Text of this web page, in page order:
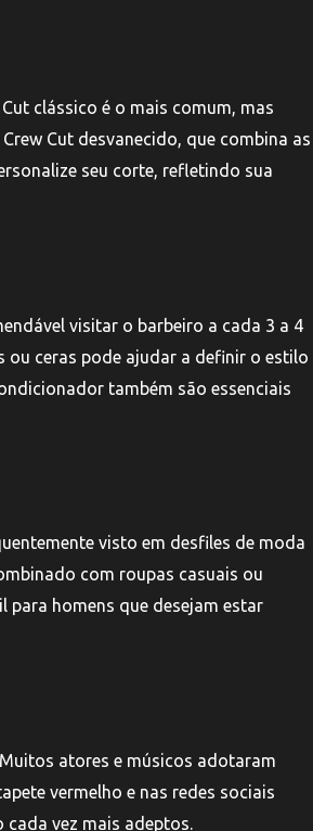
clássico é o mais comum, mas
Cut desvanecido, que combina as
seu corte, refletindo sua
visitar o barbeiro a cada 3 a 4
ou ceras pode ajudar a definir o estilo
também são essenciais
visto em desfiles de moda
com roupas casuais ou
homens que desejam estar
atores e músicos adotaram
vermelho e nas redes sociais
vez mais adeptos.